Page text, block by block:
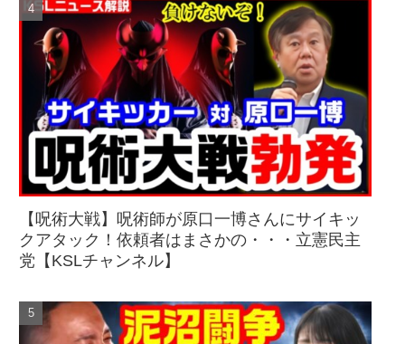
【呪術大戦】呪術師が原口一博さんにサイキッ
クアタック！依頼者はまさかの・・・立憲民主
党【KSLチャンネル】